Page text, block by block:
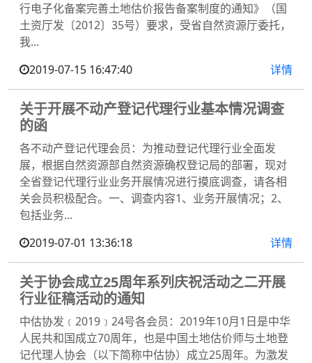
行电子化备案完善土地估价报告备案制度的通知》（国
土资厅发〔2012〕35号）要求，受省自然资源厅委托，
我...
2019-07-15 16:47:40
详情
关于开展不动产登记代理行业基本情况调查
的函
各不动产登记代理会员：为推动登记代理行业全面发
展，根据自然资源部自然资源确权登记局的部署，现对
全省登记代理行业业务开展情况进行摸底调查，请各相
关会员积极配合。一、调查内容1、业务开展情况；2、
包括业务...
2019-07-01 13:36:18
详情
关于协会成立25周年系列庆祝活动之二开展
行业征稿活动的通知
中估协发﹝2019﹞24号各会员：2019年10月1日是中华
人民共和国成立70周年，也是中国土地估价师与土地登
记代理人协会（以下简称中估协）成立25周年。为激发